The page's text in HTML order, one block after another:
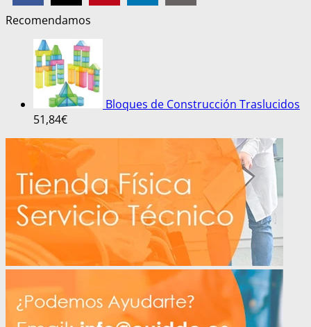
Recomendamos
Bloques de Construcción Traslucidos
51,84€